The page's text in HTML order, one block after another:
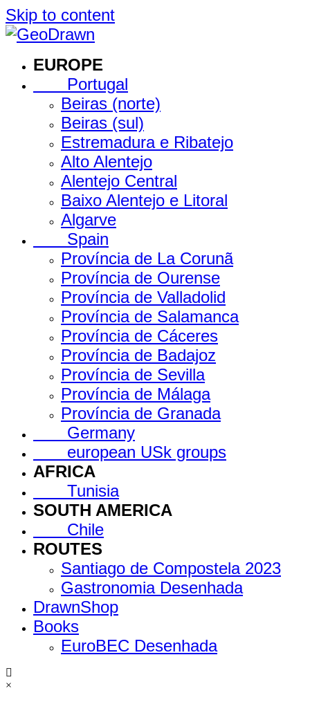
Skip to content
EUROPE
Portugal
Beiras (norte)
Beiras (sul)
Estremadura e Ribatejo
Alto Alentejo
Alentejo Central
Baixo Alentejo e Litoral
Algarve
Spain
Província de La Corunã
Província de Ourense
Província de Valladolid
Província de Salamanca
Província de Cáceres
Província de Badajoz
Província de Sevilla
Província de Málaga
Província de Granada
Germany
european USk groups
AFRICA
Tunisia
SOUTH AMERICA
Chile
ROUTES
Santiago de Compostela 2023
Gastronomia Desenhada
DrawnShop
Books
EuroBEC Desenhada
×